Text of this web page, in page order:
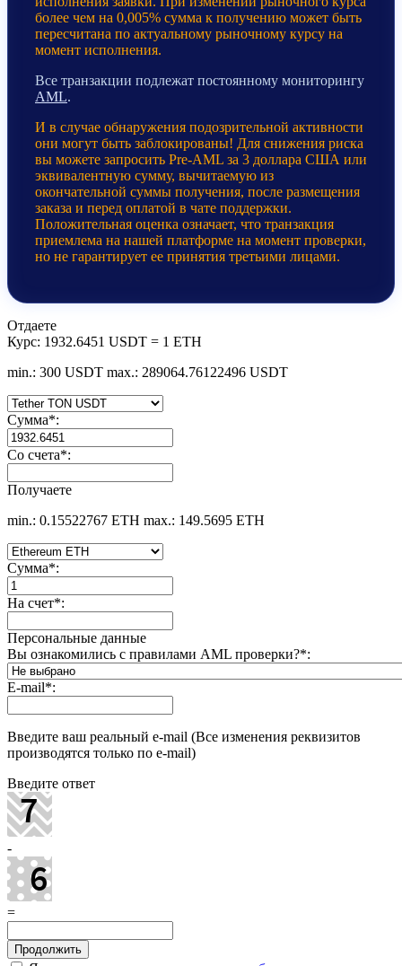
более чем на 0,005% сумма к получению может быть
пересчитана по актуальному рыночному курсу на
момент исполнения.
Все транзакции подлежат постоянному мониторингу
AML.
И в случае обнаружения подозрительной активности
они могут быть заблокированы! Для снижения риска
вы можете запросить Pre-AML за 3 доллара США или
эквивалентную сумму, вычитаемую из
окончательной суммы получения, после размещения
заказа и перед оплатой в чате поддержки.
Положительная оценка означает, что транзакция
приемлема на нашей платформе на момент проверки,
но не гарантирует ее принятия третьими лицами.
Отдаете
Курс: 1932.6451 USDT = 1 ETH
min.: 300 USDT max.: 289064.76122496 USDT
Сумма*:
Со счета*:
Получаете
min.: 0.15522767 ETH max.: 149.5695 ETH
Сумма*:
На счет*:
Персональные данные
Вы ознакомились с правилами AML проверки?*:
E-mail*:
Введите ваш реальный e-mail (Все изменения реквизитов
производятся только по e-mail)
Введите ответ
-
=